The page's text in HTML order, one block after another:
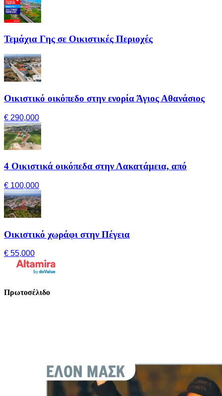
Τεμάχια Γης σε Οικιστικές Περιοχές
Οικιστικό οικόπεδο στην ενορία Άγιος Αθανάσιος
€ 290,000
4 Οικιστικά οικόπεδα στην Λακατάμεια, από
€ 100,000
Οικιστικό χωράφι στην Πέγεια
€ 55,000
Πρωτοσέλιδο